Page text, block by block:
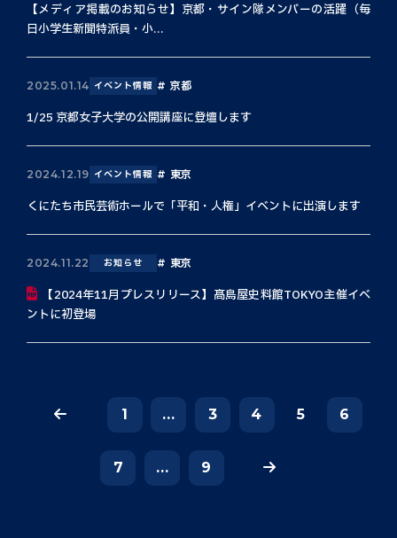
【メディア掲載のお知らせ】京都・サイン隊メンバーの活躍（毎
日小学生新聞特派員・小...
2025.01.14 イベント情報 京都
1/25 京都女子大学の公開講座に登壇します
2024.12.19 イベント情報 東京
くにたち市民芸術ホールで「平和・人権」イベントに出演します
2024.11.22 お知らせ 東京
【2024年11月プレスリリース】髙島屋史料館TOKYO主催イベ
ントに初登場
1 ... 3 4 5 6
7 ... 9